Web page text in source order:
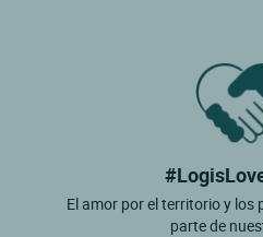
El amor por el territorio y
parte de